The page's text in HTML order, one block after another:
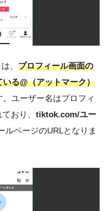
、 プロフィール画面の
る@（アットマーク）
ユーザー名はプロフィ
おり、 tiktok.com/ユー
ルページのURLとなりま